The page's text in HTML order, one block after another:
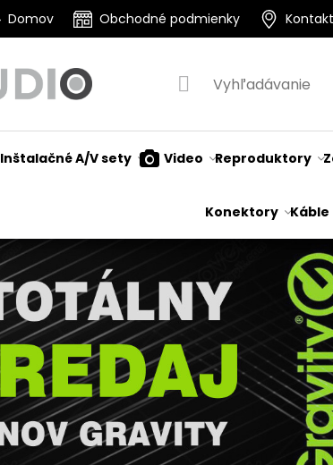
Domov Obchodné podmienky Kontakt
Inštalačné A/V sety Video Reproduktory
Konektory Káble